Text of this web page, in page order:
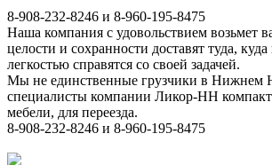
8-908-232-8246 и 8-960-195-8475
Наша компания с удовольствием возьмет
целости и сохранности доставят туда,
легкостью справятся со своей задачей.
Мы не единственные грузчики в Нижнем
специалисты компании Ликор-НН
мебели, для переезда.
8-908-232-8246 и 8-960-195-8475